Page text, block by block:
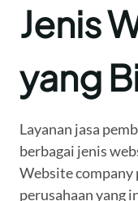
Jenis
yang
Layanan jasa
berbagai jenis
Website
perusahaan yang